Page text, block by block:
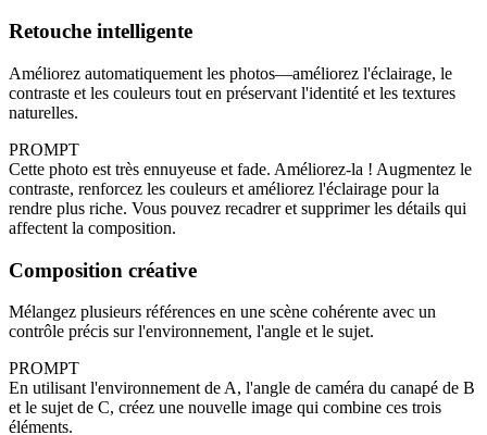
Retouche intelligente
Améliorez automatiquement les photos—améliorez l'éclairage, le
contraste et les couleurs tout en préservant l'identité et les textures
naturelles.
PROMPT
Cette photo est très ennuyeuse et fade. Améliorez‑la ! Augmentez le
contraste, renforcez les couleurs et améliorez l'éclairage pour la
rendre plus riche. Vous pouvez recadrer et supprimer les détails qui
affectent la composition.
Composition créative
Mélangez plusieurs références en une scène cohérente avec un
contrôle précis sur l'environnement, l'angle et le sujet.
PROMPT
En utilisant l'environnement de A, l'angle de caméra du canapé de B
et le sujet de C, créez une nouvelle image qui combine ces trois
éléments.